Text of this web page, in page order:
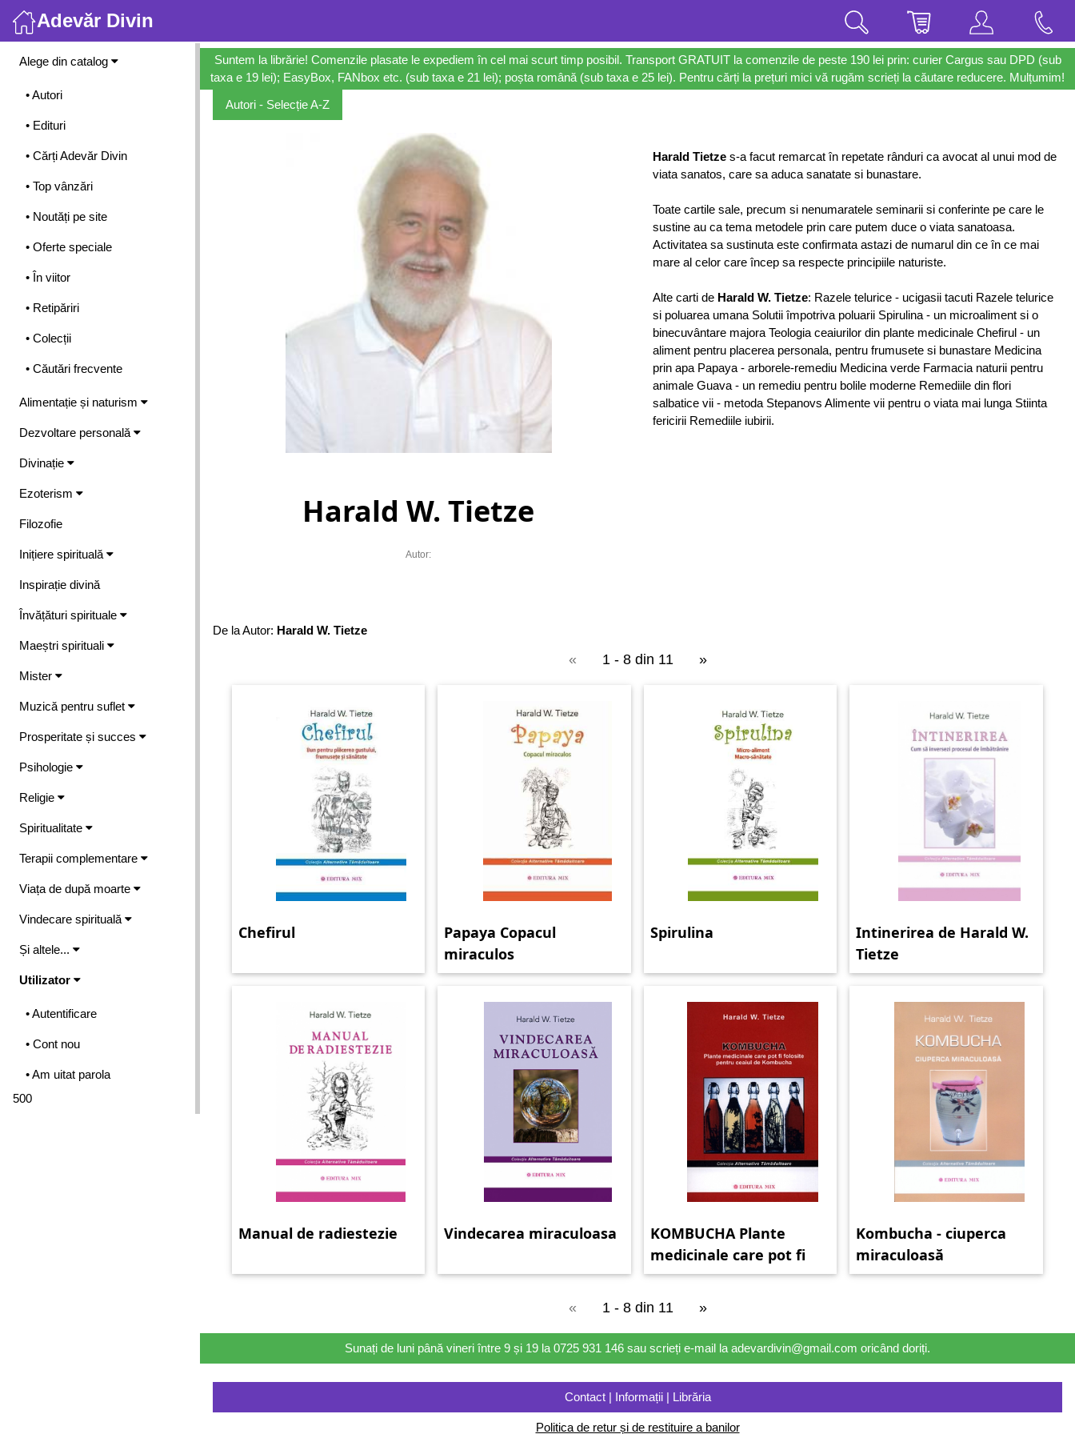
Adevăr Divin
Meniu
Alege din catalog
• Autori
• Edituri
• Cărți Adevăr Divin
• Top vânzări
• Noutăți pe site
• Oferte speciale
• În viitor
• Retipăriri
• Colecții
• Căutări frecvente
Alimentație și naturism
Dezvoltare personală
Divinație
Ezoterism
Filozofie
Inițiere spirituală
Inspirație divină
Învățături spirituale
Maeștri spirituali
Mister
Muzică pentru suflet
Prosperitate și succes
Psihologie
Religie
Spiritualitate
Terapii complementare
Viața de după moarte
Vindecare spirituală
Și altele...
Utilizator
• Autentificare
• Cont nou
• Am uitat parola
500
Suntem la librărie! Comenzile plasate le expediem în cel mai scurt timp posibil. Transport GRATUIT la comenzile de peste 190 lei prin: curier Cargus sau DPD (sub
taxa e 19 lei); EasyBox, FANbox etc. (sub taxa e 21 lei); poșta română (sub taxa e 25 lei). Pentru cărți la prețuri mici vă rugăm scrieți la căutare reducere. Mulțumim!
Autori - Selecție A-Z
Harald W. Tietze
Autor:
Harald Tietzes-a facut remarcat în repetate rânduri ca avocat al unui mod de
viata sanatos, care sa aduca sanatate si bunastare.
Toate cartile sale, precum si nenumaratele seminarii si conferinte pe care le
sustine au ca tema metodele prin care putem duce o viata sanatoasa.
Activitatea sa sustinuta este confirmata astazi de numarul din ce în ce mai
mare al celor care încep sa respecte principiile naturiste.
Alte carti de Harald W. Tietze: Razele telurice - ucigasii tacuti Razele telurice
si poluarea umana Solutii împotriva poluarii Spirulina - un microaliment si o
binecuvântare majora Teologia ceaiurilor din plante medicinale Chefirul - un
aliment pentru placerea personala, pentru frumusete si bunastare Medicina
prin apa Papaya - arborele-remediu Medicina verde Farmacia naturii pentru
animale Guava - un remediu pentru bolile moderne Remediile din flori
salbatice vii - metoda Stepanovs Alimente vii pentru o viata mai lunga Stiinta
fericirii Remediile iubirii.
De la Autor: Harald W. Tietze
« 1 - 8 din 11 »
Chefirul
Papaya Copacul
miraculos
Spirulina
Intinerirea de Harald W.
Tietze
Manual de radiestezie Vindecarea miraculoasa
KOMBUCHA Plante
medicinale care pot fi
folosite pentru ceaiul de
kombucha
Kombucha - ciuperca
miraculoasă
« 1 - 8 din 11 »
Sunați de luni până vineri între 9 și 19 la 0725 931 146 sau scrieți e-mail la adevardivin@gmail.com oricând doriți.
Contact | Informații | Librăria
Politica de retur și de restituire a banilor